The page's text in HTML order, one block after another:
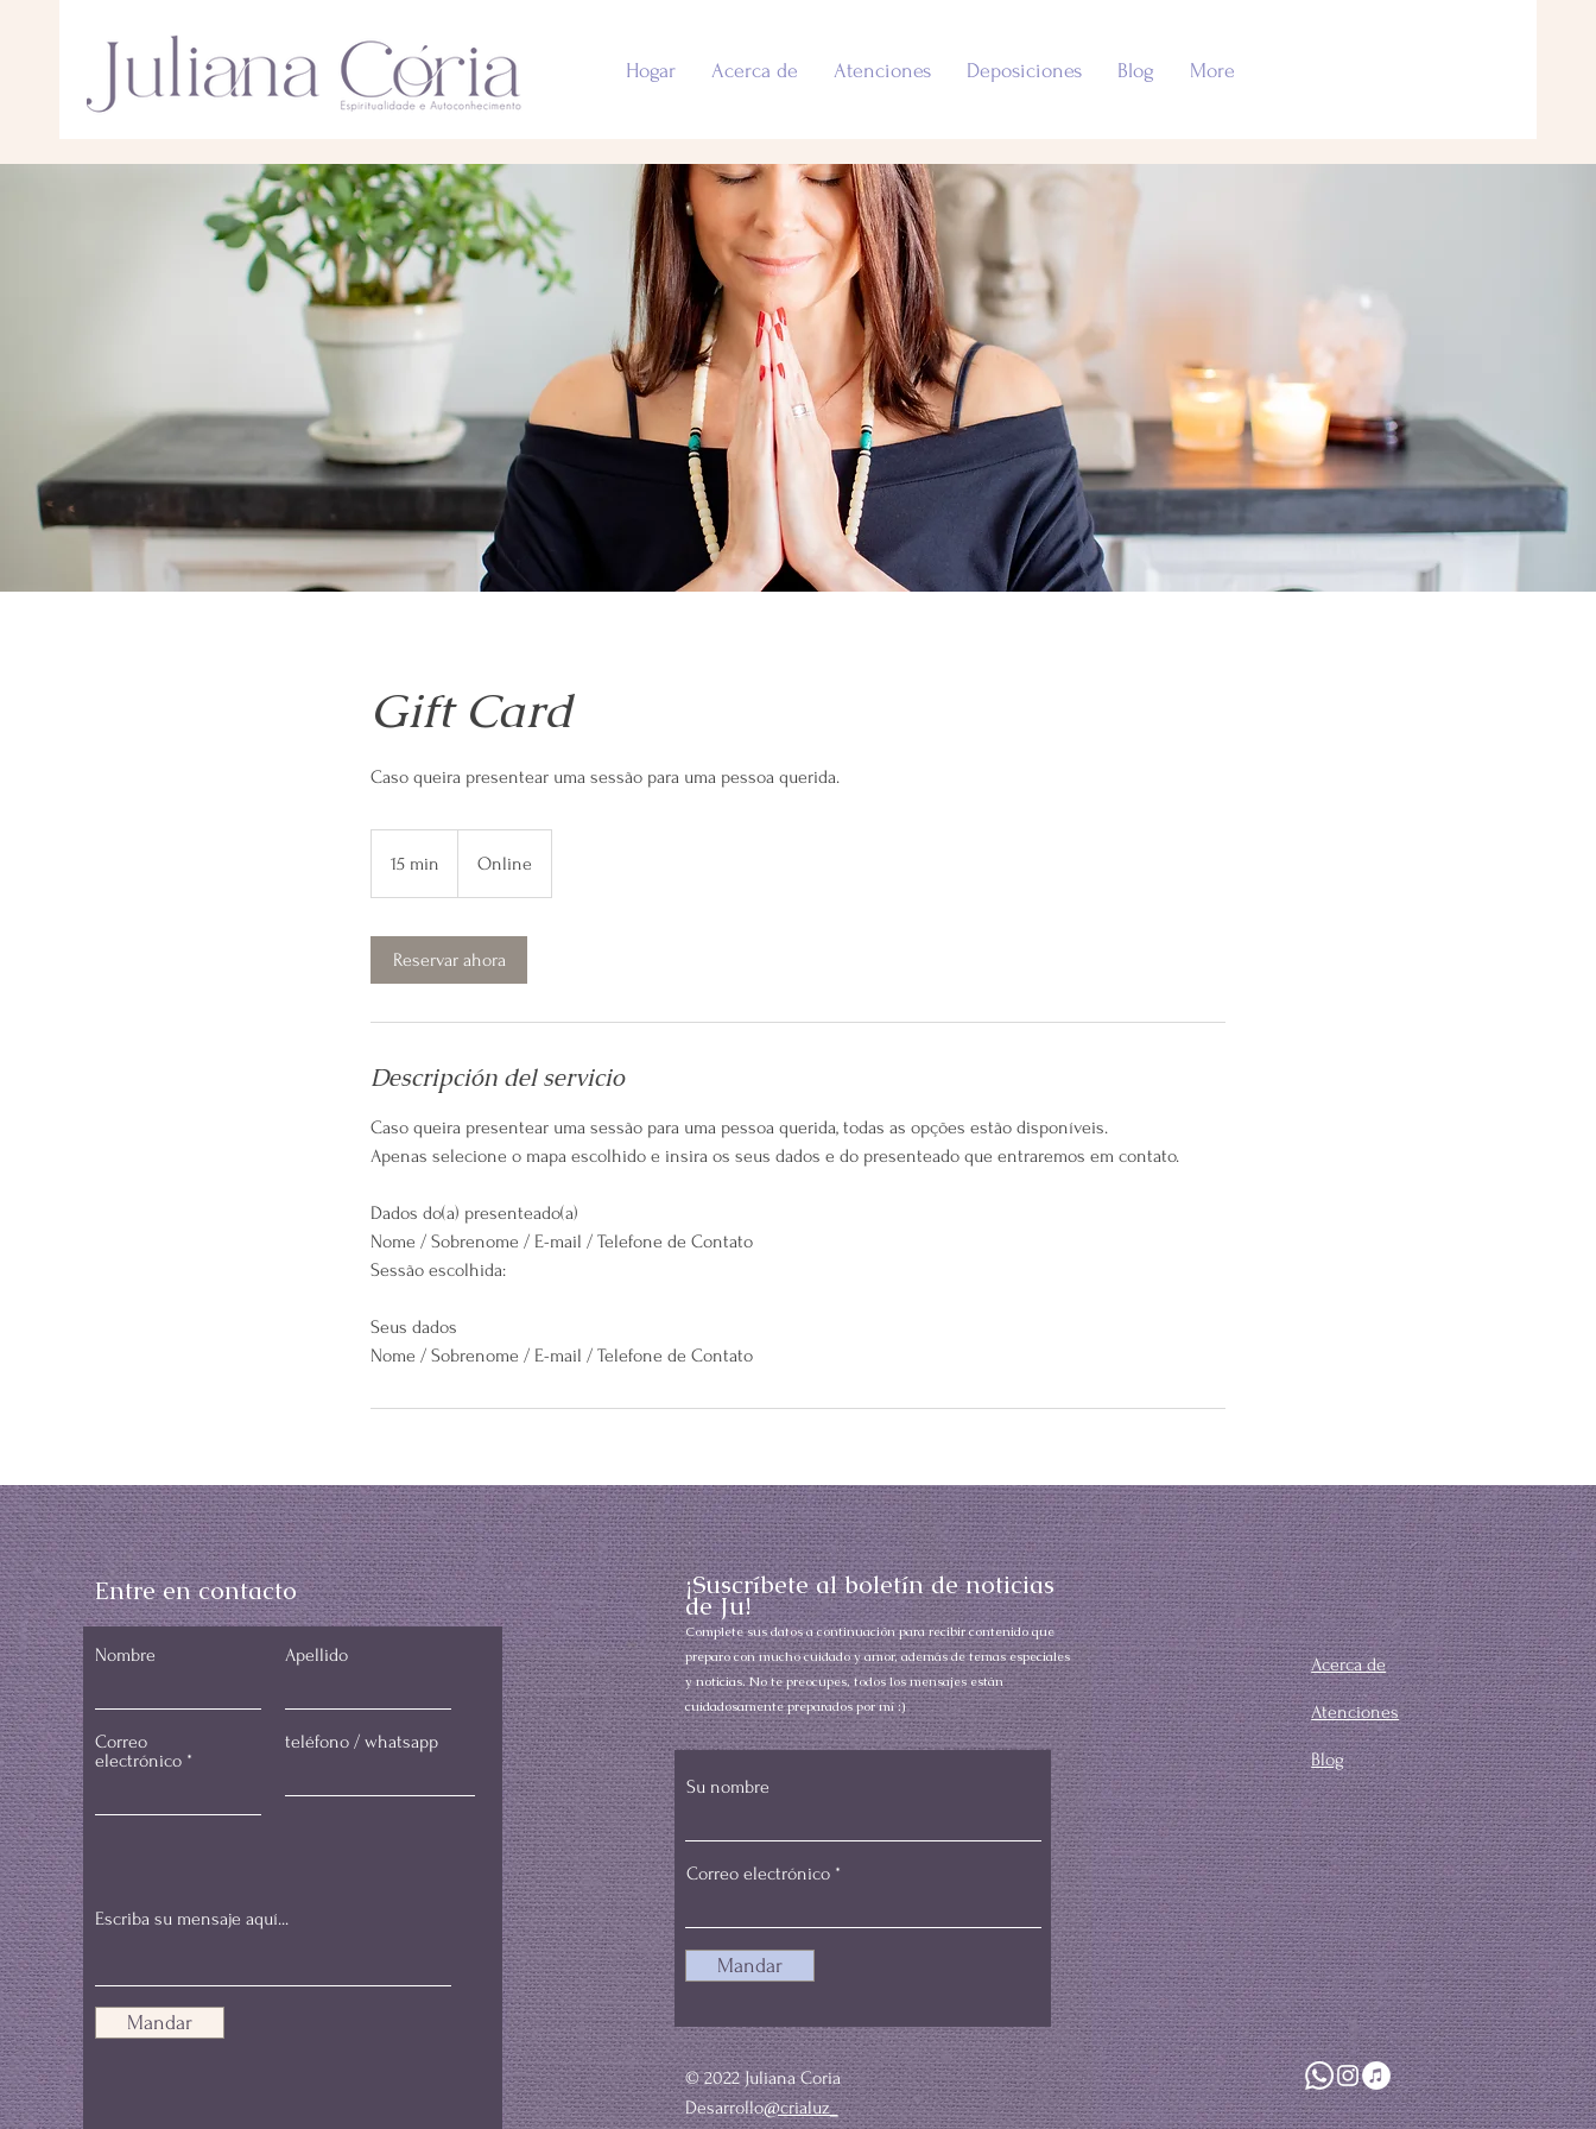
Hogar Acerca de Atenciones Deposiciones Blog More
Gift Card
Caso queira presentear uma sessão para uma pessoa querida.
15 min
5
Online
Reservar ahora
Descripción del servicio
Caso queira presentear uma sessão para uma pessoa querida, todas as opções estão disponíveis.
Apenas selecione o mapa escolhido e insira os seus dados e do presenteado que entraremos em contato.
Dados do(a) presenteado(a)
Nome / Sobrenome / E-mail / Telefone de Contato
Sessão escolhida:
Seus dados
Nome / Sobrenome / E-mail / Telefone de Contato
Entre en contacto
Nombre Apellido
Correo
electrónico
teléfono / whatsapp
Mandar
¡Suscríbete al boletín de noticias
de Ju!
Complete sus datos a continuación para recibir contenido que
preparo con mucho cuidado y amor, además de temas especiales
y noticias. No te preocupes, todos los mensajes están
cuidadosamente preparados por mí :)
Su nombre
Correo electrónico
Mandar
© 2022 Juliana Coria
Desarrollo@crialuz_
Acerca de
Atenciones
Blog